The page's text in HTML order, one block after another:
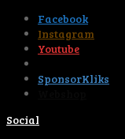
Facebook
Instagram
Youtube
SponsorKliks
Social